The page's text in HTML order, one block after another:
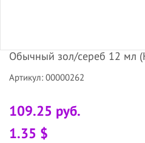
Обычный зол/сереб 12 мл
Артикул: 00000262
109.25 руб.
1.35 $